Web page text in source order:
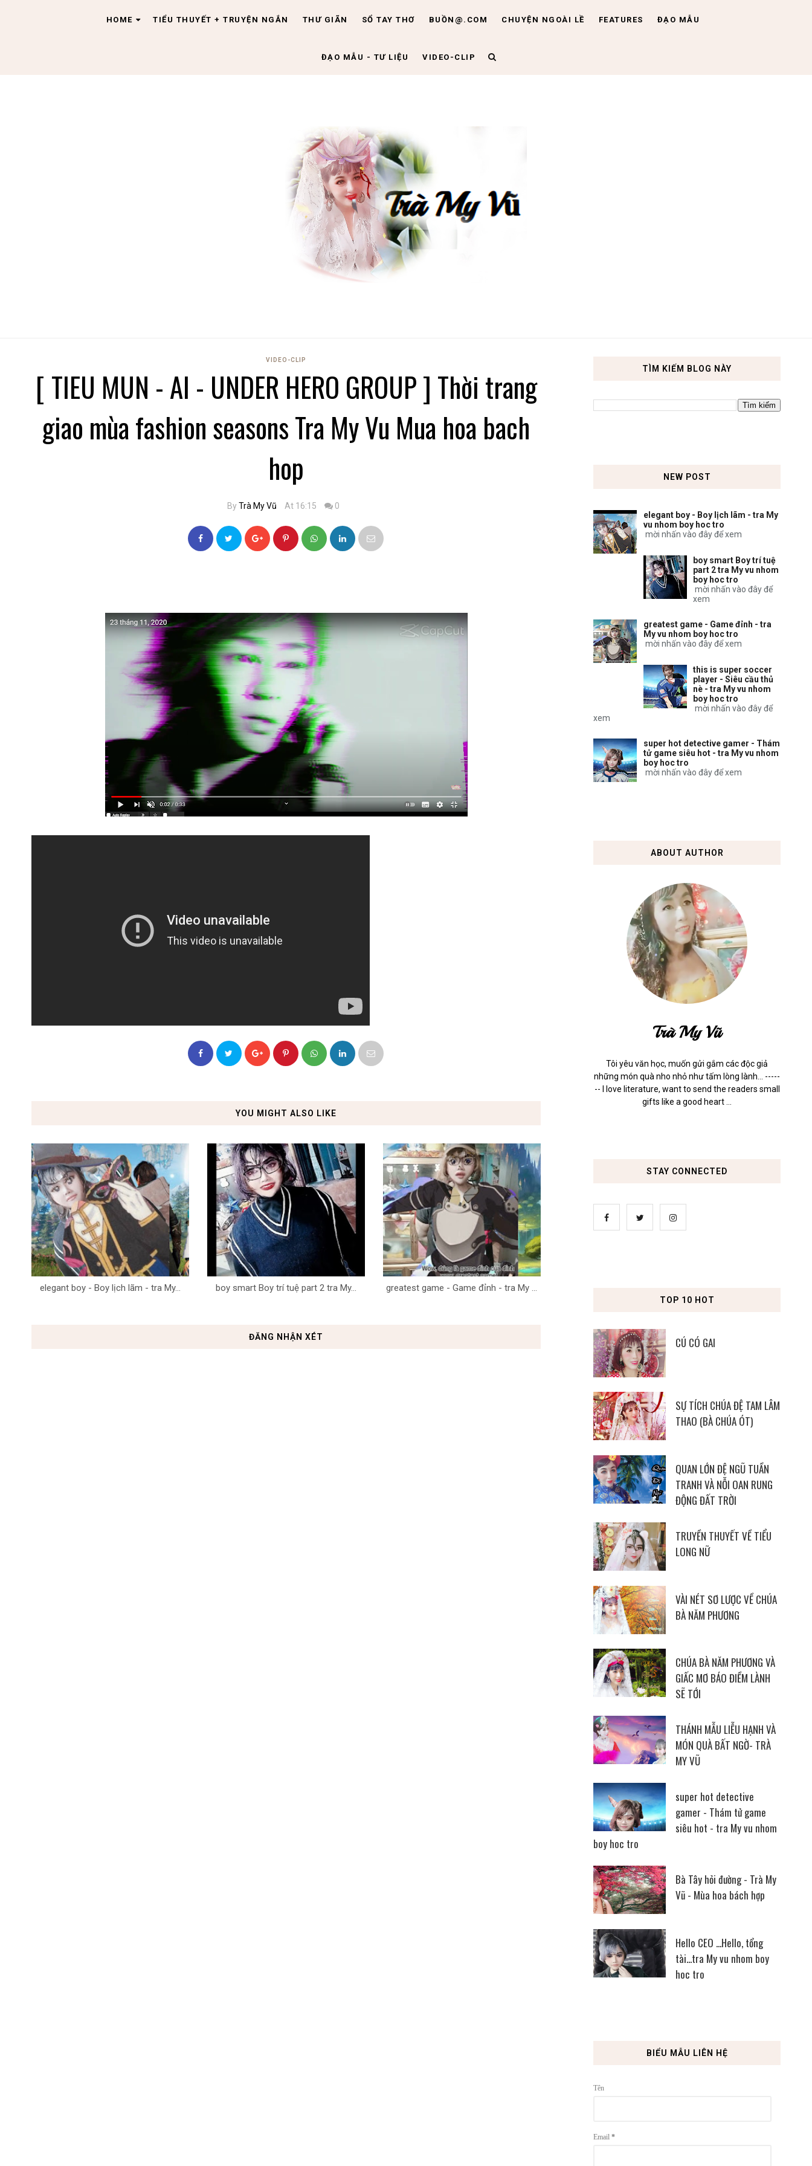
HOME TIỂU THUYẾT + TRUYỆN NGẮN THƯ GIÃN SỔ TAY THƠ BUỒN@.COM CHUYỆN NGOÀI LỀ FEATURES ĐẠO MẪU
ĐẠO MẪU - TƯ LIỆU VIDEO-CLIP
VIDEO-CLIP
[ TIEU MUN - AI - UNDER HERO GROUP ] Thời trang
giao mùa fashion seasons Tra My Vu Mua hoa bach
hop
ByTrà My Vũ At 16:15 0
YOU MIGHT ALSO LIKE
elegant boy - Boy lịch lãm - tra My... boy smart Boy trí tuệ part 2 tra My... greatest game - Game đỉnh - tra My ...
ĐĂNG NHẬN XÉT
TÌM KIẾM BLOG NÀY
NEW POST
elegant boy - Boy lịch lãm - tra My
vu nhom boy hoc tro
mời nhấn vào đây để xem
boy smart Boy trí tuệ
part 2 tra My vu nhom
boy hoc tro
mời nhấn vào đây để
xem
greatest game - Game đỉnh - tra
My vu nhom boy hoc tro
mời nhấn vào đây để xem
this is super soccer
player - Siêu cầu thủ
nè - tra My vu nhom
boy hoc tro
mời nhấn vào đây để
xem
super hot detective gamer - Thám
tử game siêu hot - tra My vu nhom
boy hoc tro
mời nhấn vào đây để xem
ABOUT AUTHOR
Trà My Vũ
Tôi yêu văn học, muốn gửi gắm các độc giả
những món quà nho nhỏ như tấm lòng lành... -----
-- I love literature, want to send the readers small
gifts like a good heart ...
STAY CONNECTED
TOP 10 HOT
CÚ CÓ GAI
SỰ TÍCH CHÚA ĐỆ TAM LÂM
THAO (BÀ CHÚA ÓT)
QUAN LỚN ĐỆ NGŨ TUẦN
TRANH VÀ NỖI OAN RUNG
ĐỘNG ĐẤT TRỜI
TRUYỀN THUYẾT VỀ TIỂU
LONG NỮ
VÀI NÉT SƠ LƯỢC VỀ CHÚA
BÀ NĂM PHƯƠNG
CHÚA BÀ NĂM PHƯƠNG VÀ
GIẤC MƠ BÁO ĐIỀM LÀNH
SẼ TỚI
THÁNH MẪU LIỄU HẠNH VÀ
MÓN QUÀ BẤT NGỜ- TRÀ
MY VŨ
super hot detective
gamer - Thám tử game
siêu hot - tra My vu nhom
boy hoc tro
Bà Tây hỏi đường - Trà My
Vũ - Mùa hoa bách hợp
Hello CEO ...Hello, tổng
tài...tra My vu nhom boy
hoc tro
BIỂU MẪU LIÊN HỆ
Tên
Email *